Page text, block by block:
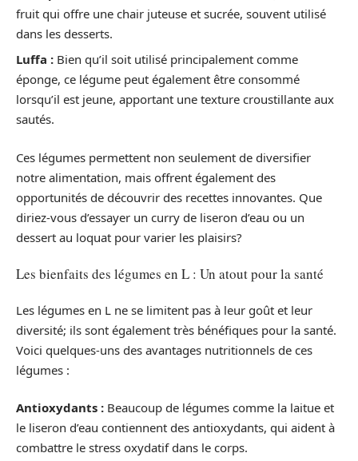
fruit qui offre une chair juteuse et sucrée, souvent utilisé
dans les desserts.
Luffa : Bien qu’il soit utilisé principalement comme
éponge, ce légume peut également être consommé
lorsqu’il est jeune, apportant une texture croustillante aux
sautés.
Ces légumes permettent non seulement de diversifier
notre alimentation, mais offrent également des
opportunités de découvrir des recettes innovantes. Que
diriez-vous d’essayer un curry de liseron d’eau ou un
dessert au loquat pour varier les plaisirs?
Les bienfaits des légumes en L : Un atout pour la santé
Les légumes en L ne se limitent pas à leur goût et leur
diversité; ils sont également très bénéfiques pour la santé.
Voici quelques-uns des avantages nutritionnels de ces
légumes :
Antioxydants : Beaucoup de légumes comme la laitue et
le liseron d’eau contiennent des antioxydants, qui aident à
combattre le stress oxydatif dans le corps.